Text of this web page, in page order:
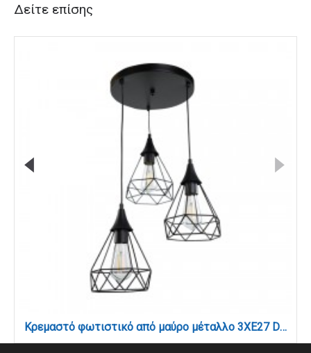
Δείτε επίσης
Κρεμαστό φωτιστικό από μαύρο μέταλλο 3XE27 D: 30cm (4024-3-BL-ROSETTE)